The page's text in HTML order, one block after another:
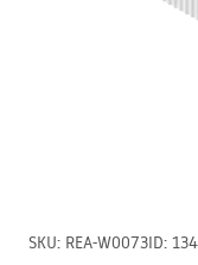
SKU: REA-W0073ID: